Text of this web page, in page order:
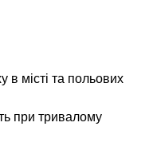
в місті та польових
при тривалому